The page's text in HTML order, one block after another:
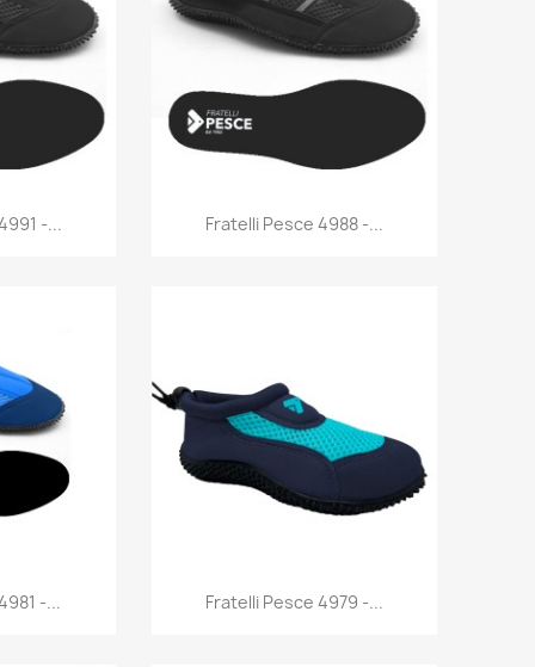
-... Anteprima
Fratelli Pesce 4988 -...
-... Anteprima
Fratelli Pesce 4979 -...